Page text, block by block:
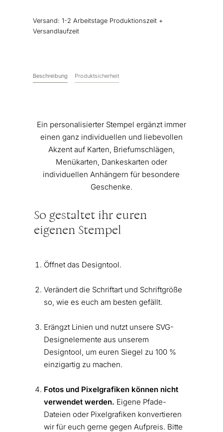
Menge
Versand: 1-2 Arbeitstage Produktionszeit +
Versandlaufzeit
Beschreibung Produktsicherheit
Ein personalisierter Stempel ergänzt immer
einen ganz individuellen und liebevollen
Akzent auf Karten, Briefumschlägen,
Menükarten, Dankeskarten oder
individuellen Anhängern für besondere
Geschenke.
So gestaltet ihr euren
eigenen Stempel
Öffnet das Designtool.
Verändert die Schriftart und Schriftgröße
so, wie es euch am besten gefällt.
Erängzt Linien und nutzt unsere SVG-
Designelemente aus unserem
Designtool, um euren Siegel zu 100 %
einzigartig zu machen.
Fotos und Pixelgrafiken können nicht
verwendet werden. Eigene Pfade-
Dateien oder Pixelgrafiken konvertieren
wir für euch gerne gegen Aufpreis. Bitte